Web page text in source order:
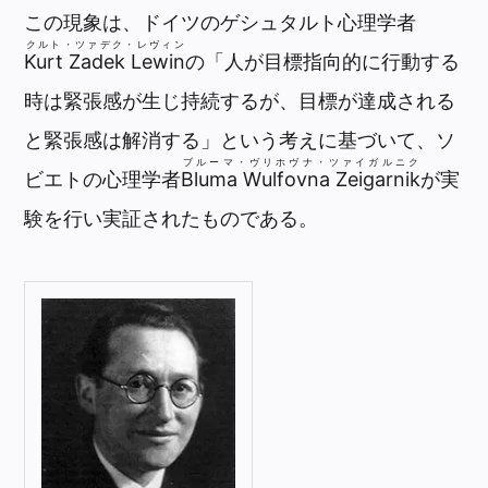
この現象は、ドイツのゲシュタルト心理学者
Kurt Zadek Lewin
クルト・ツァデク・レヴィン
の「人が目標指向的に行動する
時は緊張感が生じ持続するが、目標が達成される
と緊張感は解消する」という考えに基づいて、ソ
ビエトの心理学者Bluma Wulfovna Zeigarnik
ブルーマ・ヴリホヴナ・ツァイガルニク
が実
験を行い実証されたものである。